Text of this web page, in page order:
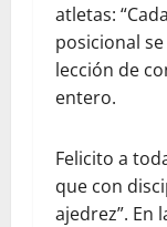
atletas:
posicional
lección de
entero.
Felicito a
que con
ajedrez”. En